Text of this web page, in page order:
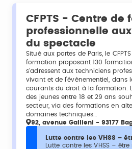
CFPTS - Centre de
professionnelle
du spectacle
Situé aux portes de Paris, le
formation proposant 130
s’adressent aux techniciens
vivant et de l’évènementiel, dans
courants du droit à la formation.
des jeunes entre 18 et 29 ans
secteur, via des formations en
domaines techniques…
92, avenue Gallieni - 93177
Lutte contre les VHSS –
Lutte contre les VHSS –